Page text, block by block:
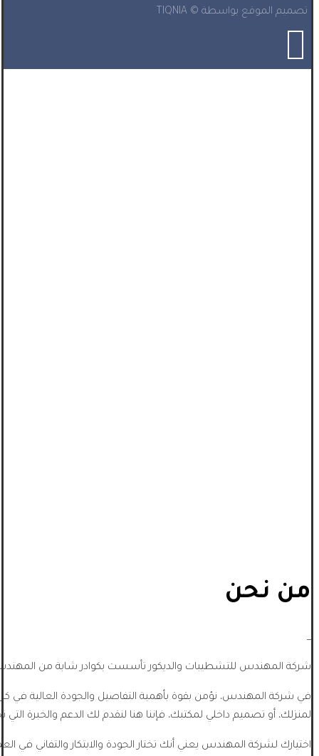
تصميم الموقع بواسطة © TIQNIA
من نحن
_
شركة المهندس للتشطيبات والديكور تأسست بكوادر شابة من
في شركة المهندس، نؤمن بقوة بأهمية التفاصيل والجودة العالية
لمنزلك، أو تصميم داخلي لمكتبك، فإننا هنا لنقدم لك الدعم والخبرة التي
اختيارك لشركة المهندس يعني أنك تختار الجودة والابتكار والتفاني في